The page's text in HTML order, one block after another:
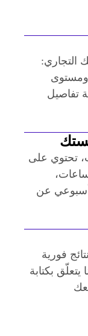
التجاري:
ومستوى
تفاصيل
تحتوي على
أسبوعي عن
فورية
يتعلّق بكتابة